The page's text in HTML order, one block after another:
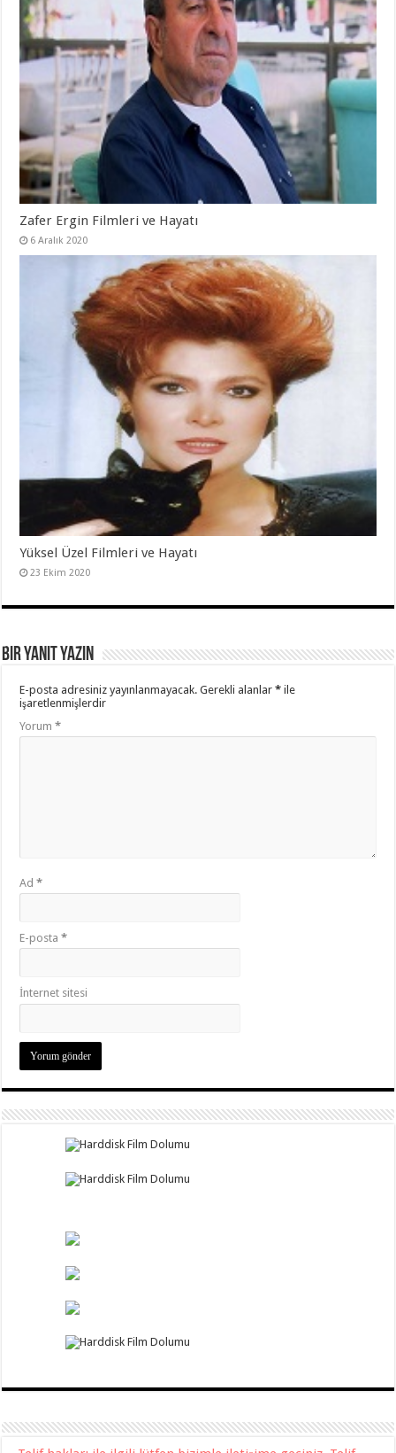
Zafer Ergin Filmleri ve Hayatı
6 Aralık 2020
Yüksel Üzel Filmleri ve Hayatı
23 Ekim 2020
Bir yanıt yazın
E-posta adresiniz yayınlanmayacak. Gerekli alanlar* ile
işaretlenmişlerdir
Yorum*
Ad*
E-posta*
İnternet sitesi